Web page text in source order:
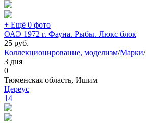
+ Ещё 0 фото
ОАЭ 1972 г. Фауна. Рыбы. Люкс блок
25 руб.
Коллекционирование, моделизм/Марки/
3 дня
0
Тюменская область, Ишим
Цереус
14